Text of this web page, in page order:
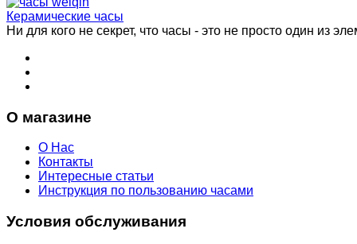
Керамические часы
Ни для кого не секрет, что часы - это не просто один из
О магазине
О Нас
Контакты
Интересные статьи
Инструкция по пользованию часами
Условия обслуживания